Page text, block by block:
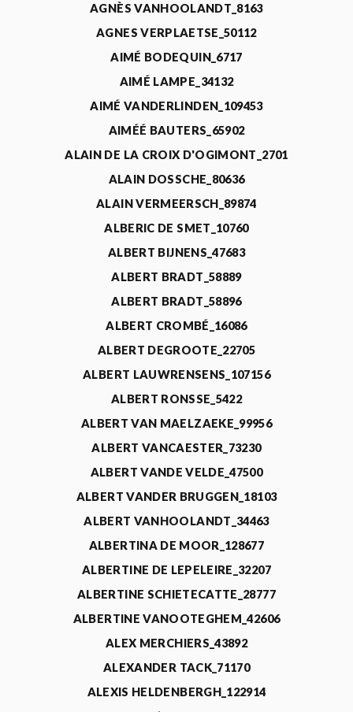
AGNÈS VANHOOLANDT_8163
AGNES VERPLAETSE_50112
AIMÉ BODEQUIN_6717
AIMÉ LAMPE_34132
AIMÉ VANDERLINDEN_109453
AIMÉÉ BAUTERS_65902
ALAIN DE LA CROIX D'OGIMONT_2701
ALAIN DOSSCHE_80636
ALAIN VERMEERSCH_89874
ALBERIC DE SMET_10760
ALBERT BIJNENS_47683
ALBERT BRADT_58889
ALBERT BRADT_58896
ALBERT CROMBÉ_16086
ALBERT DEGROOTE_22705
ALBERT LAUWRENSENS_107156
ALBERT RONSSE_5422
ALBERT VAN MAELZAEKE_99956
ALBERT VANCAESTER_73230
ALBERT VANDE VELDE_47500
ALBERT VANDER BRUGGEN_18103
ALBERT VANHOOLANDT_34463
ALBERTINA DE MOOR_128677
ALBERTINE DE LEPELEIRE_32207
ALBERTINE SCHIETECATTE_28777
ALBERTINE VANOOTEGHEM_42606
ALEX MERCHIERS_43892
ALEXANDER TACK_71170
ALEXIS HELDENBERGH_122914